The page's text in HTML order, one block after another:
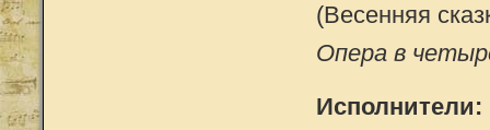
(Весенняя
Опера в
Исполнители: